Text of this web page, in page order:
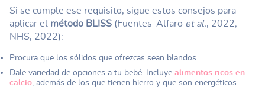
Si se cumple ese requisito, sigue estos consejos para
aplicar el método BLISS (Fuentes-Alfaro et al., 2022;
NHS, 2022):
Procura que los sólidos que ofrezcas sean blandos.
Dale variedad de opciones a tu bebé. Incluye alimentos ricos en
calcio , además de los que tienen hierro y que son energéticos.